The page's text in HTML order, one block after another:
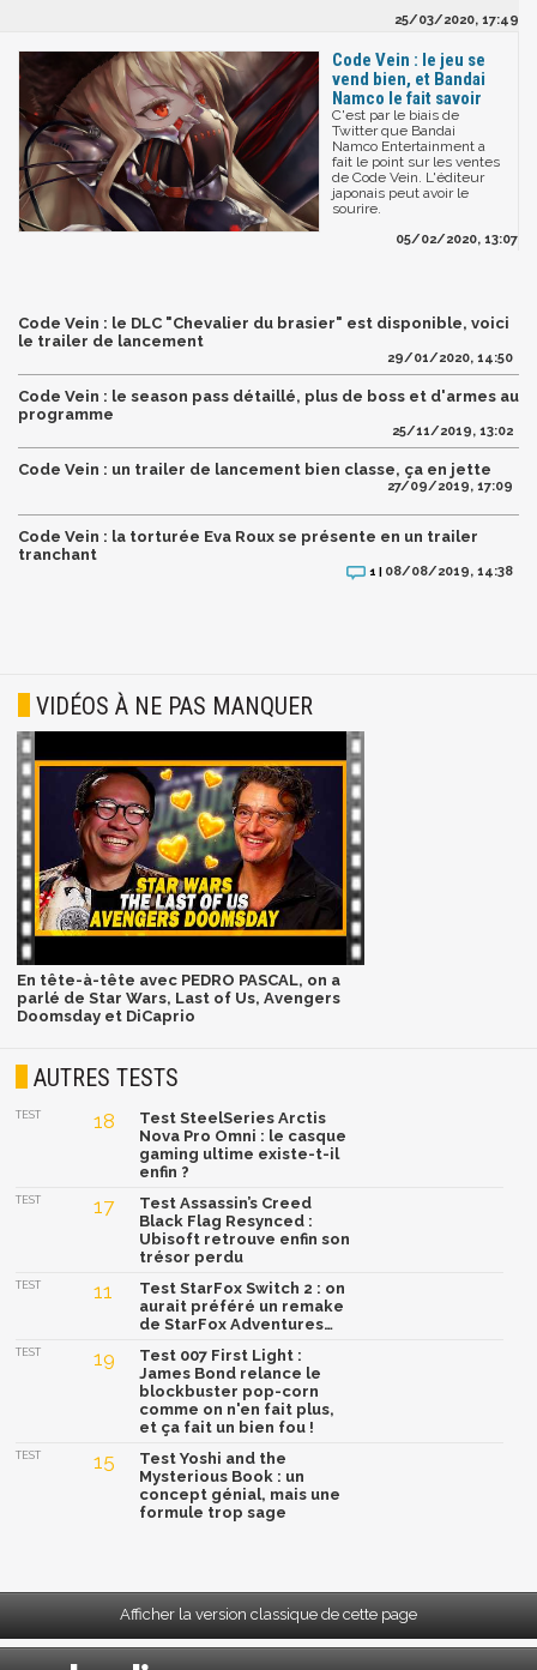
25/03/2020, 17:49
Code Vein : le jeu se
vend bien, et Bandai
Namco le fait savoir
C'est par le biais de
Twitter que Bandai
Namco Entertainment a
fait le point sur les ventes
de Code Vein. L'éditeur
japonais peut avoir le
sourire.
05/02/2020, 13:07
Code Vein : le DLC "Chevalier du brasier" est disponible, voici
le trailer de lancement
29/01/2020, 14:50
Code Vein : le season pass détaillé, plus de boss et d'armes au
programme
25/11/2019, 13:02
Code Vein : un trailer de lancement bien classe, ça en jette
27/09/2019, 17:09
Code Vein : la torturée Eva Roux se présente en un trailer
tranchant
1 | 08/08/2019, 14:38
VIDÉOS À NE PAS MANQUER
En tête-à-tête avec PEDRO PASCAL, on a
parlé de Star Wars, Last of Us, Avengers
Doomsday et DiCaprio
AUTRES TESTS
TEST 18
Test SteelSeries Arctis
Nova Pro Omni : le casque
gaming ultime existe-t-il
enfin ?
TEST 17
Test Assassin’s Creed
Black Flag Resynced :
Ubisoft retrouve enfin son
trésor perdu
TEST 11
Test StarFox Switch 2 : on
aurait préféré un remake
de StarFox Adventures…
TEST 19
Test 007 First Light :
James Bond relance le
blockbuster pop-corn
comme on n'en fait plus,
et ça fait un bien fou !
TEST 15
Test Yoshi and the
Mysterious Book : un
concept génial, mais une
formule trop sage
Afficher la version classique de cette page